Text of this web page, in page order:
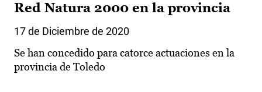
Red Natura 2000 en la provincia
17 de Diciembre de 2020
Se han concedido para catorce actuaciones en la
provincia de Toledo